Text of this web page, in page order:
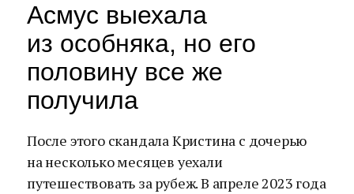
Асмус выехала
из особняка, но его
половину все же
получила
После этого скандала Кристина с дочерью
на несколько месяцев уехали
путешествовать за рубеж. В апреле 2023 года